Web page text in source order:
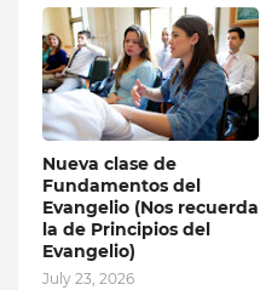
Nueva clase de
Fundamentos del
Evangelio (Nos recuerda
la de Principios del
Evangelio)
July 23, 2026